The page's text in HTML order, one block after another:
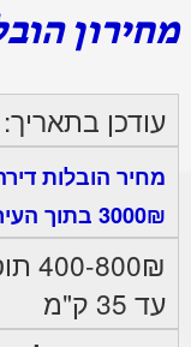
מחירון
עודכן בתאריך: 07/04/2019
3000₪ בתוך העיר.
עד 35 ק"מ